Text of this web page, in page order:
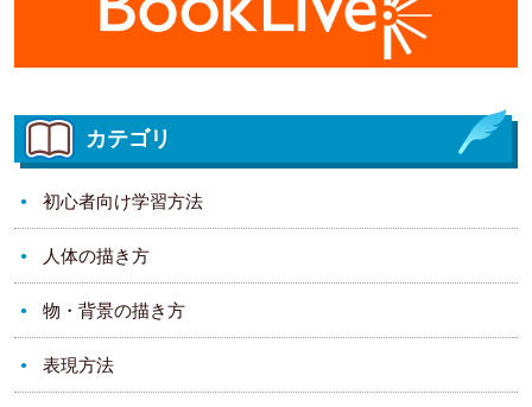
カテゴリ
初心者向け学習方法
人体の描き方
物・背景の描き方
表現方法